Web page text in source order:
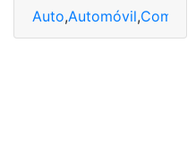
Auto,Automóvil,Comprar